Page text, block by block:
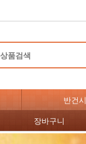
반건시
장바구니